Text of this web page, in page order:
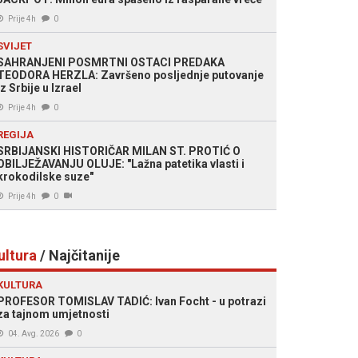
Prije 4h 0
POSMRTNI OSTACI PREDAKA
HERZLA: Završeno posljednje putovanje
Srbije u Izrael
Prije 4h 0
HISTORIČAR MILAN ST. PROTIĆ O
OLUJE: "Lažna patetika vlasti i
suze"
Prije 4h 0
/ Najčitanije
TOMISLAV TADIĆ: Ivan Focht - u potrazi
tajnom umjetnosti
04. Avg. 2026 0